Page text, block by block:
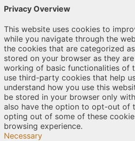
Privacy Overview
This website uses cookies to
while you navigate through the
the cookies that are categorized
stored on your browser as they
working of basic functionalities of
use third-party cookies that help
understand how you use this
be stored in your browser only
also have the option to opt-out of
opting out of some of these
browsing experience.
Necessary